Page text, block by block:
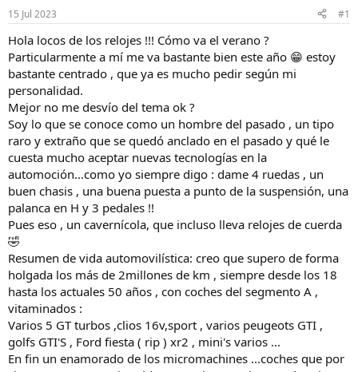
d
e
l
h
i
l
o
i
c
i
o
15 Jul 2023 #1
Hola locos de los relojes !!! Cómo va el verano ?
Particularmente a mí me va bastante bien este año 😁 estoy
bastante centrado , que ya es mucho pedir según mi
personalidad.
Mejor no me desvío del tema ok ?
Soy lo que se conoce como un hombre del pasado , un tipo
raro y extraño que se quedó anclado en el pasado y qué le
cuesta mucho aceptar nuevas tecnologías en la
automoción...como yo siempre digo : dame 4 ruedas , un
buen chasis , una buena puesta a punto de la suspensión, una
palanca en H y 3 pedales !!
Pues eso , un cavernícola, que incluso lleva relojes de cuerda
🤣
Resumen de vida automovilística: creo que supero de forma
holgada los más de 2millones de km , siempre desde los 18
hasta los actuales 50 años , con coches del segmento A ,
vitaminados :
Varios 5 GT turbos ,clios 16v,sport , varios peugeots GTI ,
golfs GTI'S , Ford fiesta ( rip ) xr2 , mini's varios ...
En fin un enamorado de los micromachines ...coches que por